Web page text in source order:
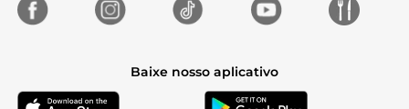
Baixe nosso aplicativo